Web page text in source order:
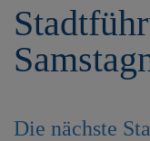
Die nächste